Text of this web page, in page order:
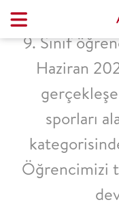
9. Sınıf
Haziran
sporları
Öğrencimizi